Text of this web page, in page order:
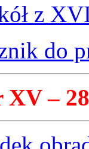
z
do
XV –